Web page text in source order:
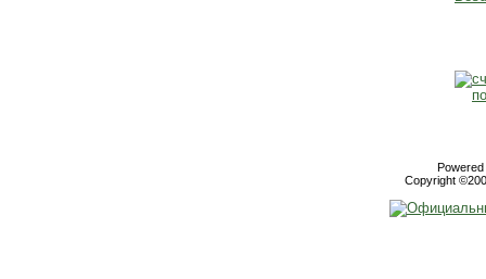
Copyright